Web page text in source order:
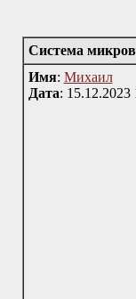
Система
Имя: Михаил
Дата: 15.12.2023